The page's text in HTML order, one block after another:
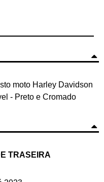
moto Harley Davidson
- Preto e Cromado
TRASEIRA